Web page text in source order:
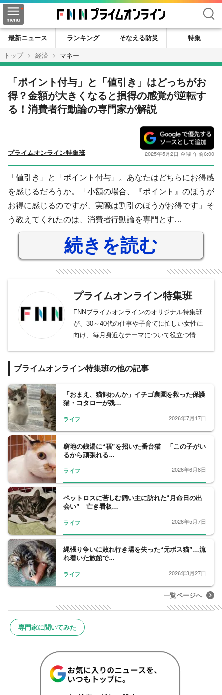
検索
最新ニュース ランキング そなえる防災
特集
トップ
経済 マネー
「ポイント付与」と「値引き」はどっちがお
得？金額が大きくなると損得の感覚が逆転す
る！消費者行動論の専門家が解説
プライムオンライン特集班 2025年5月2日 金曜 午前6:00
「値引き」と「ポイント付与」。あなたはどちらにお得感
を感じるだろうか。「小額の場合、『ポイント』のほうが
お得に感じるのですが、実際は割引のほうがお得です」そ
う教えてくれたのは、消費者行動論を専門とす…
続きを読む
プライムオンライン特集班
FNNプライムオンラインのオリジナル特集班
が、30～40代の仕事や子育てに忙しい女性に
向け、毎月身近なテーマについて役立つ情報
プライムオンライン特集班の他の記事
「おまえ、猫飼わんか」イチゴ農園を救った保護
猫・コタローが残…
ライフ 2026年7月17日
窮地の銭湯に“福”を招いた番台猫 「この子がい
るから頑張れる…
ライフ 2026年6月8日
ペットロスに苦しむ飼い主に訪れた“月命日の出
会い” 亡き看板…
ライフ 2026年5月7日
縄張り争いに敗れ行き場を失った“元ボス猫”…流
れ着いた旅館で…
ライフ 2026年3月27日
一覧ページへ
専門家に聞いてみた